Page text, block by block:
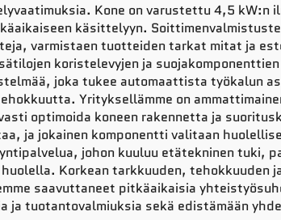
Kone on varustettu 4,5 kW:n
käsittelyyn.
varmistaen tuotteiden tarkat mitat ja
koristelevyjen ja
joka tukee automaattista työkalun
Yrityksellämme on
optimoida koneen rakennetta ja
ja jokainen komponentti valitaan
johon kuuluu etätekninen tuki,
Korkean tarkkuuden, tehokkuuden
saavuttaneet pitkäaikaisia
ja tuotantovalmiuksia sekä edistämään